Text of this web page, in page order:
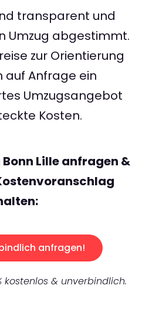
transparent und
Umzug abgestimmt.
zur Orientierung
auf Anfrage ein
Umzugsangebot
Kosten.
Lille anfragen &
anfragen!
kostenlos & unverbindlich.